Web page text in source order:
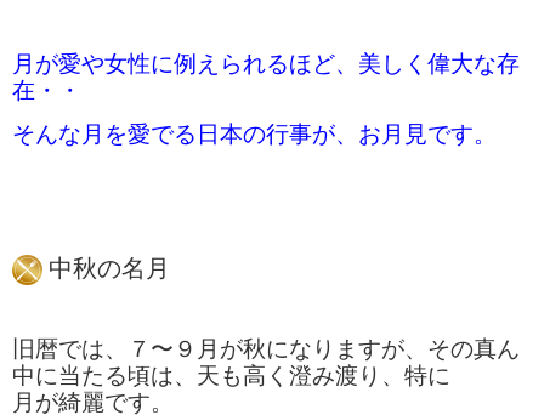
月が愛や女性に例えられるほど、美しく偉大な存
在・・
そんな月を愛でる日本の行事が、お月見です。
中秋の名月
旧暦では、７〜９月が秋になりますが、その真ん
中に当たる頃は、天も高く澄み渡り、特に
月が綺麗です。